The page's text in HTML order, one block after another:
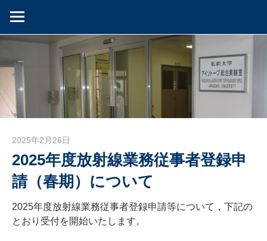
2025年2月26日
2025年度放射線業務従事者登録申
請（春期）について
2025年度放射線業務従事者登録申請等について，下記の
とおり受付を開始いたします。